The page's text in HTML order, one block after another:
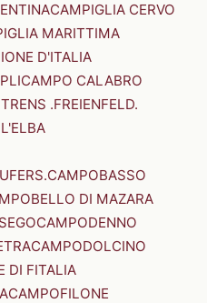
CAMPIGLIA CERVO
MARITTIMA
D'ITALIA
CAMPO CALABRO
.FREIENFELD.
CAMPOBASSO
DI MAZARA
CAMPODENNO
CAMPODOLCINO
DI FITALIA
CAMPOFILONE